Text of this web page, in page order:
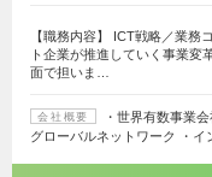
【職務内容】 ICT戦略／業務
ト企業が推進していく事業変
面で担いま…
会社概要
・世界有数事業
グローバルネットワーク ・イ